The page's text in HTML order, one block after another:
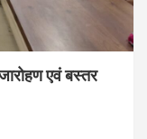
एवं बस्तर